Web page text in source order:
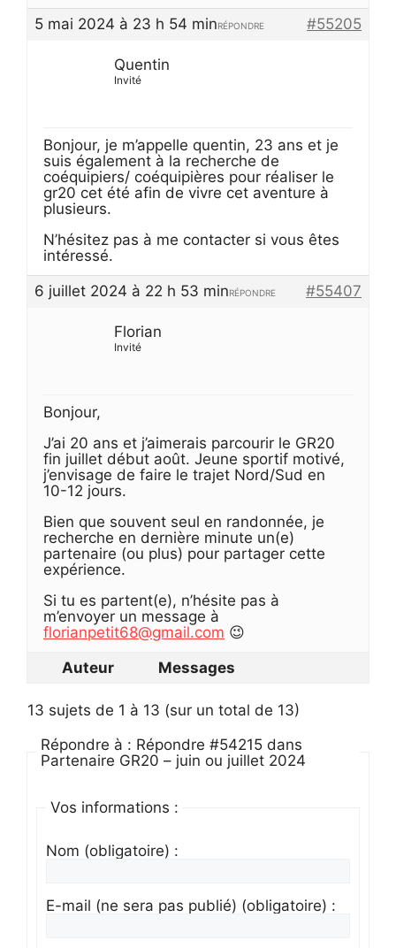
5 mai 2024 à 23 h 54 min
#55205
RÉPONDRE
Quentin
Invité
Bonjour, je m’appelle quentin, 23 ans et je
suis également à la recherche de
coéquipiers/ coéquipières pour réaliser le
gr20 cet été afin de vivre cet aventure à
plusieurs.
N’hésitez pas à me contacter si vous êtes
intéressé.
6 juillet 2024 à 22 h 53 min
#55407
RÉPONDRE
Florian
Invité
Bonjour,
J’ai 20 ans et j’aimerais parcourir le GR20
fin juillet début août. Jeune sportif motivé,
j’envisage de faire le trajet Nord/Sud en
10-12 jours.
Bien que souvent seul en randonnée, je
recherche en dernière minute un(e)
partenaire (ou plus) pour partager cette
expérience.
Si tu es partent(e), n’hésite pas à
m’envoyer un message à
florianpetit68@gmail.com 😉
Auteur
Messages
13 sujets de 1 à 13 (sur un total de 13)
Répondre à : Répondre #54215 dans
Partenaire GR20 – juin ou juillet 2024
Vos informations :
Nom (obligatoire) :
E-mail (ne sera pas publié) (obligatoire) :